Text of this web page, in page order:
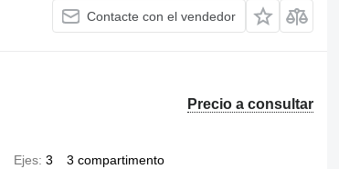
Contacte con el vendedor
Precio a consultar
Ejes 3 3 compartimento